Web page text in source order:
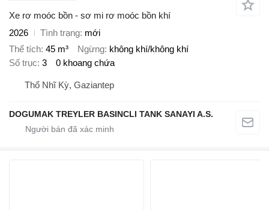
Xe rơ moóc bồn - sơ mi rơ moóc bồn khí
2026
Tình trạng mới
Thể tích 45 m³ Ngừng không khí/không khí
Số trục 3 0 khoang chứa
Thổ Nhĩ Kỳ, Gaziantep
DOGUMAK TREYLER BASINCLI TANK SANAYI A.S.